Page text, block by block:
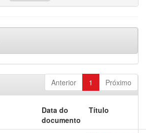
Anterior 1 Próximo
Data do
documento
Título